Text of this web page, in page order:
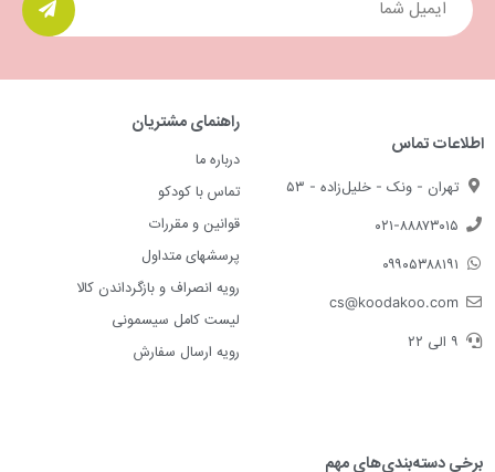
اطلاعات تماس
تهران - ونک - خلیل‌زاده - ۵۳
۰۲۱-۸۸۸۷۳۰۱۵
۰۹۹۰۵۳۸۸۱۹۱
cs@koodakoo.com
۹ الی ۲۲
راهنمای مشتریان
درباره ما
تماس با کودکو
قوانین و مقررات
پرسشهای متداول
رویه انصراف و بازگرداندن کالا
لیست کامل سیسمونی
رویه ارسال سفارش
برخی دسته‌بندی‌های مهم